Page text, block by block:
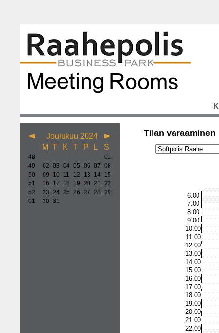
Joulukuu 2024
M T K T P L S
48
01
49
02 03 04 05 06 07 08
50
09 10 11 12 13 14 15
51
16 17 18 19 20 21 22
52
23 24 25 26 27 28 29
01
30 31
Tilan varaaminen
6.00
7.00
8.00
9.00
10.00
11.00
12.00
13.00
14.00
15.00
16.00
17.00
18.00
19.00
20.00
21.00
22.00